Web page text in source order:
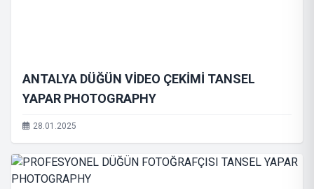
ANTALYA DÜĞÜN VİDEO ÇEKİMİ TANSEL
YAPAR PHOTOGRAPHY
28.01.2025